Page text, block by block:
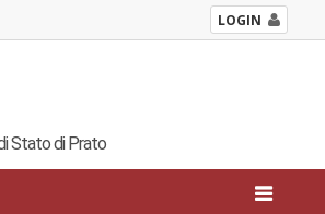
LOGIN
Stato di Prato